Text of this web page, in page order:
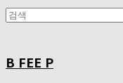
B FEE P